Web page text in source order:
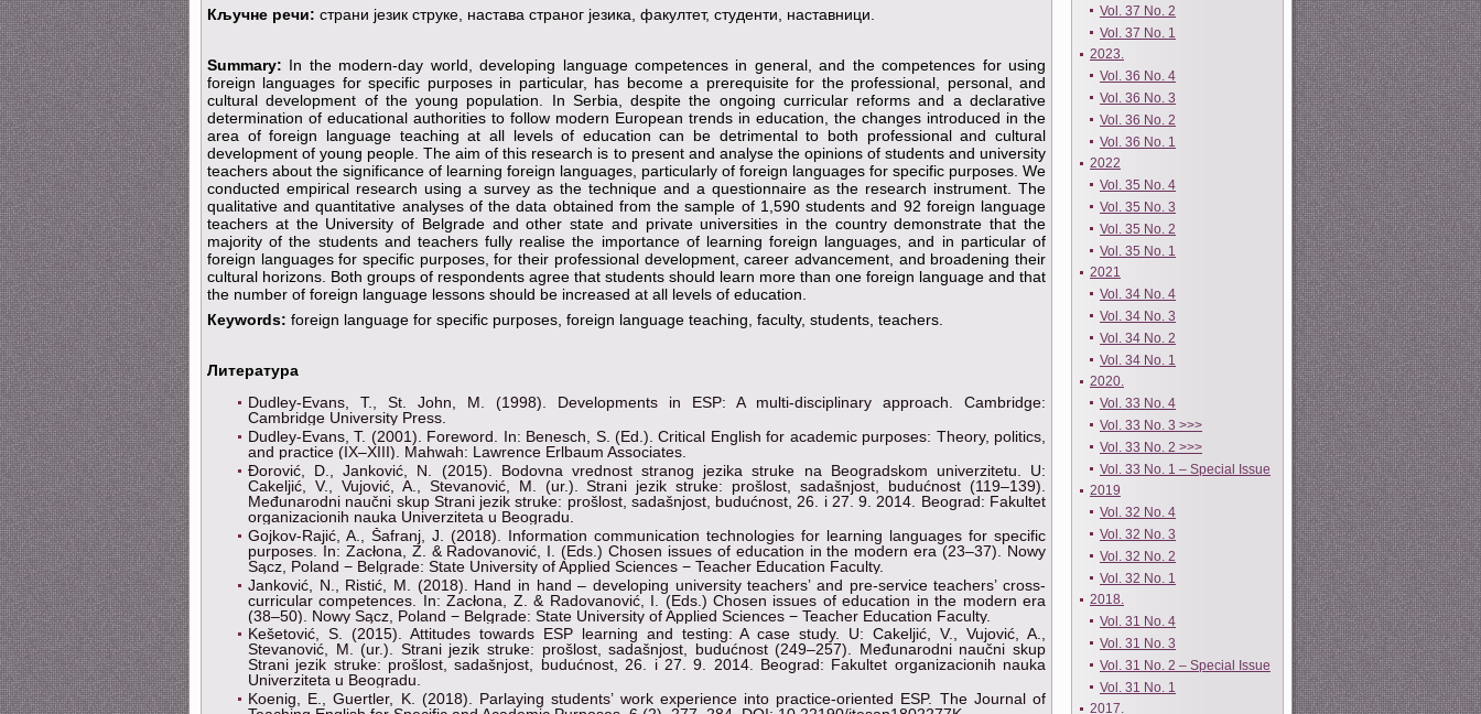
Кључне речи: страни језик струке, настава страног језика, факултет, студенти, наставници.
Summary: In the modern-day world, developing language competences in general, and the competences for using
foreign languages for specific purposes in particular, has become a prerequisite for the professional, personal, and
cultural development of the young population. In Serbia, despite the ongoing curricular reforms and a declarative
determination of educational authorities to follow modern European trends in education, the changes introduced in the
area of foreign language teaching at all levels of education can be detrimental to both professional and cultural
development of young people. The aim of this research is to present and analyse the opinions of students and university
teachers about the significance of learning foreign languages, particularly of foreign languages for specific purposes. We
conducted empirical research using a survey as the technique and a questionnaire as the research instrument. The
qualitative and quantitative analyses of the data obtained from the sample of 1,590 students and 92 foreign language
teachers at the University of Belgrade and other state and private universities in the country demonstrate that the
majority of the students and teachers fully realise the importance of learning foreign languages, and in particular of
foreign languages for specific purposes, for their professional development, career advancement, and broadening their
cultural horizons. Both groups of respondents agree that students should learn more than one foreign language and that
the number of foreign language lessons should be increased at all levels of education.
Кeywords: foreign language for specific purposes, foreign language teaching, faculty, students, teachers.
Литература
Dudley-Evans, T., St. John, M. (1998). Developments in ESP: A multi-disciplinary approach. Cambridge:
Cambridge University Press.
Dudley-Evans, T. (2001). Forewоrd. In: Benesch, S. (Ed.). Critical English for academic purposes: Theory, politics,
and practice (IX–XIII). Mahwah: Lawrence Erlbaum Associates.
Đorović, D., Janković, N. (2015). Bodovna vrednost stranog jezika struke na Beogradskom univerzitetu. U:
Cakeljić, V., Vujović, A., Stevanović, M. (ur.). Strani jezik struke: prošlost, sadašnjost, budućnost (119–139).
Međunarodni naučni skup Strani jezik struke: prošlost, sadašnjost, budućnost, 26. i 27. 9. 2014. Beograd: Fakultet
organizacionih nauka Univerziteta u Beogradu.
Gojkov-Rajić, A., Šafranj, J. (2018). Information communication technologies for learning languages for specific
purposes. In: Zacłona, Z. & Radovanović, I. (Eds.) Chosen issues of education in the modern era (23–37). Nowy
Sącz, Poland − Belgrade: State University of Applied Sciences − Teacher Education Faculty.
Janković, N., Ristić, M. (2018). Hand in hand – developing university teachers’ and pre-service teachers’ cross-
curricular competences. In: Zacłona, Z. & Radovanović, I. (Eds.) Chosen issues of education in the modern era
(38–50). Nowy Sącz, Poland − Belgrade: State University of Applied Sciences − Teacher Education Faculty.
Kešetović, S. (2015). Attitudes towards ESP learning and testing: A case study. U: Cakeljić, V., Vujović, A.,
Stevanović, M. (ur.). Strani jezik struke: prošlost, sadašnjost, budućnost (249–257). Međunarodni naučni skup
Strani jezik struke: prošlost, sadašnjost, budućnost, 26. i 27. 9. 2014. Beograd: Fakultet organizacionih nauka
Univerziteta u Beogradu.
Koenig, E., Guertler, K. (2018). Parlaying students’ work experience into practice-oriented ESP. The Journal of
Vol. 37 No. 2
Vol. 37 No. 1
2023.
Vol. 36 No. 4
Vol. 36 No. 3
Vol. 36 No. 2
Vol. 36 No. 1
2022
Vol. 35 No. 4
Vol. 35 No. 3
Vol. 35 No. 2
Vol. 35 No. 1
2021
Vol. 34 No. 4
Vol. 34 No. 3
Vol. 34 No. 2
Vol. 34 No. 1
2020.
Vol. 33 No. 4
Vol. 33 No. 3 >>>
Vol. 33 No. 2 >>>
Vol. 33 No. 1 – Special Issue
2019
Vol. 32 No. 4
Vol. 32 No. 3
Vol. 32 No. 2
Vol. 32 No. 1
2018.
Vol. 31 No. 4
Vol. 31 No. 3
Vol. 31 No. 2 – Special Issue
Vol. 31 No. 1
2017.